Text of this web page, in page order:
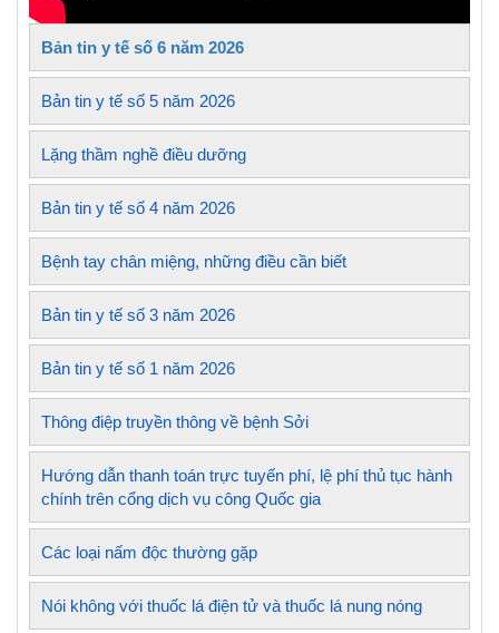
Bản tin y tế số 6 năm 2026
Bản tin y tế số 5 năm 2026
Lặng thầm nghề điều dưỡng
Bản tin y tế số 4 năm 2026
Bệnh tay chân miệng, những điều cần biết
Bản tin y tế số 3 năm 2026
Bản tin y tế số 1 năm 2026
Thông điệp truyền thông về bệnh Sởi
Hướng dẫn thanh toán trực tuyến phí, lệ phí thủ tục hành
chính trên cổng dịch vụ công Quốc gia
Các loại nấm độc thường gặp
Nói không với thuốc lá điện tử và thuốc lá nung nóng